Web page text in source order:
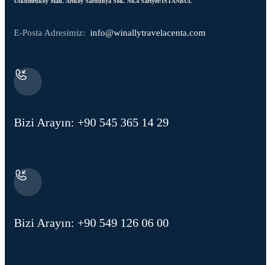
E-Posta Adresimiz: info@winallytravelacenta.com
Bizi Arayın: +90 545 365 14 29
Bizi Arayın: +90 549 126 06 00